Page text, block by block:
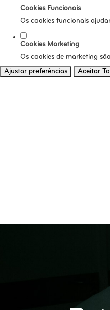
Cookies Funcionais
Os cookies funcionais
Cookies Marketing
Os cookies de marketing
Ajustar preferências
Aceitar